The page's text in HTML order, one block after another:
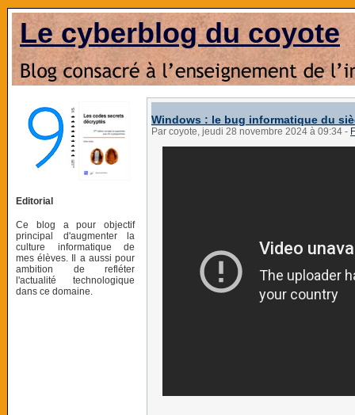
Le cyberblog du coyote
Editorial
Ce blog a pour objectif
principal d'augmenter la
culture informatique de
mes élèves. Il a aussi pour
ambition de refléter
l'actualité technologique
dans ce domaine.
Windows : le bug informatique du
Par coyote, jeudi 28 novembre 2024 à 09:34 -